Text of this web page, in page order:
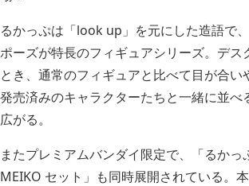
るかっぷは「look up」を元にした造語で
ポーズが特長のフィギュアシリーズ。デス
とき、通常のフィギュアと比べて目が合い
発売済みのキャラクターたちと一緒に並べ
広がる。
またプレミアムバンダイ限定で、「るかっ
MEIKO セット」も同時展開されている。